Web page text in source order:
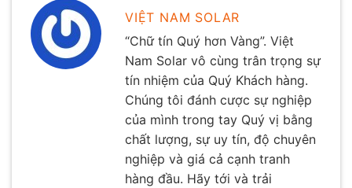
VIỆT NAM SOLAR
“Chữ tín Quý hơn Vàng”. Việt
Nam Solar vô cùng trân trọng sự
tín nhiệm của Quý Khách hàng.
Chúng tôi đánh cược sự nghiệp
của mình trong tay Quý vị bằng
chất lượng, sự uy tín, độ chuyên
nghiệp và giá cả cạnh tranh
hàng đầu. Hãy tới và trải